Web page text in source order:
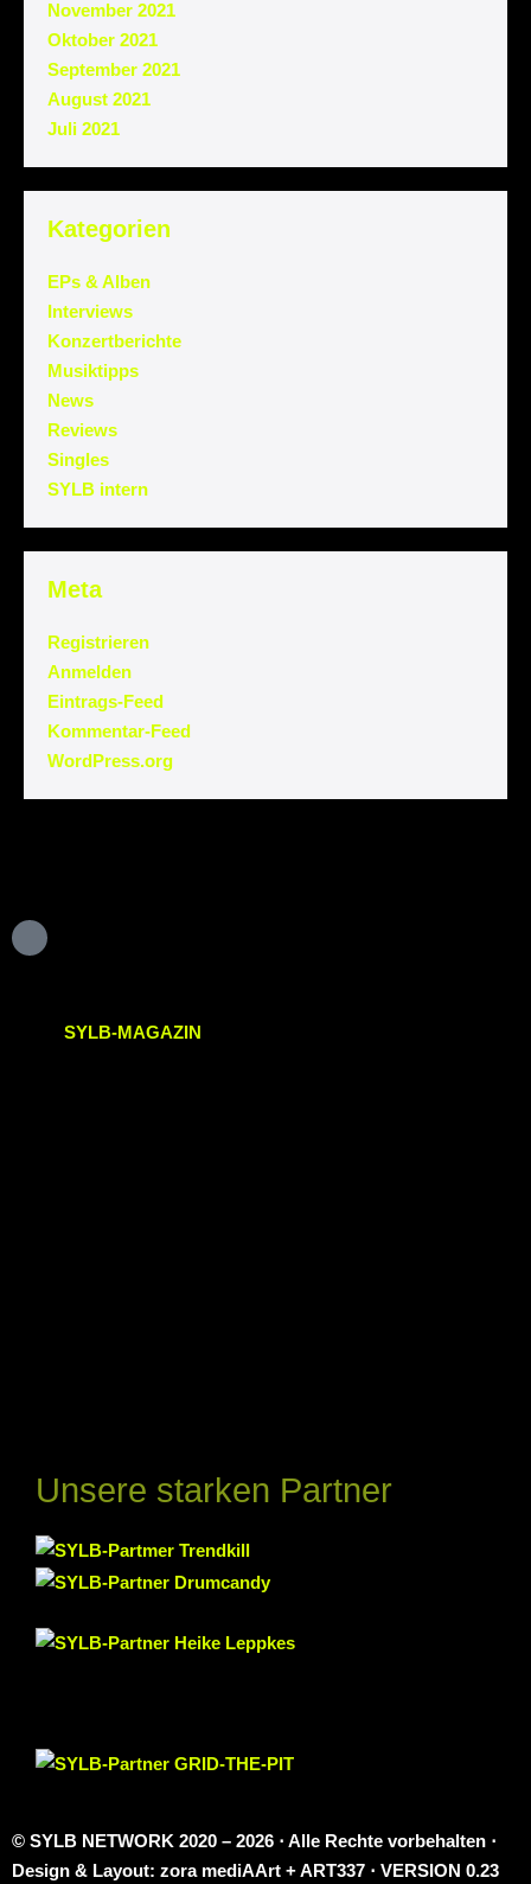
November 2021
Oktober 2021
September 2021
August 2021
Juli 2021
Kategorien
EPs & Alben
Interviews
Konzertberichte
Musiktipps
News
Reviews
Singles
SYLB intern
Meta
Registrieren
Anmelden
Eintrags-Feed
Kommentar-Feed
WordPress.org
SYLB-MAGAZIN
Unsere starken Partner
© SYLB NETWORK 2020 – 2026 ⋅ Alle Rechte vorbehalten ⋅
Design & Layout: zora mediAArt + ART337 ⋅ VERSION 0.23